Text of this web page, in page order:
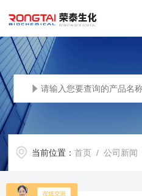
当前位置：首页 /公司新闻